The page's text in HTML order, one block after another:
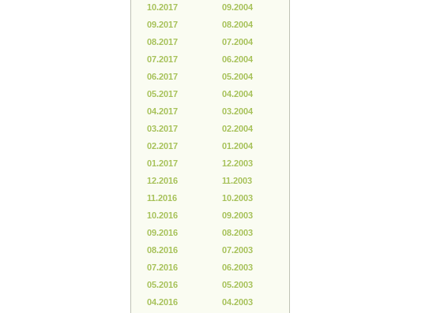
10.2017
09.2017
08.2017
07.2017
06.2017
05.2017
04.2017
03.2017
02.2017
01.2017
12.2016
11.2016
10.2016
09.2016
08.2016
07.2016
05.2016
04.2016
09.2004
08.2004
07.2004
06.2004
05.2004
04.2004
03.2004
02.2004
01.2004
12.2003
11.2003
10.2003
09.2003
08.2003
07.2003
06.2003
05.2003
04.2003